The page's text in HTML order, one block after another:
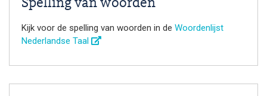
Spelling van woorden
Kijk voor de spelling van woorden in de Woordenlijst
Nederlandse Taal